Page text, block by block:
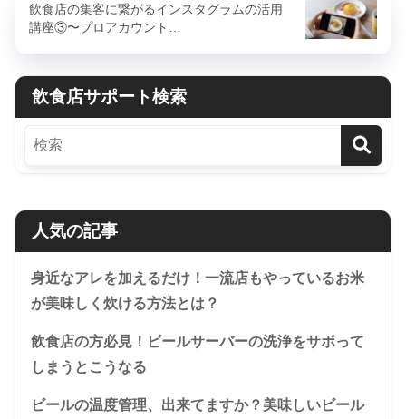
飲食店の集客に繋がるインスタグラムの活用
講座③〜プロアカウント…
飲食店サポート検索
人気の記事
身近なアレを加えるだけ！一流店もやっているお米
が美味しく炊ける方法とは？
飲食店の方必見！ビールサーバーの洗浄をサボって
しまうとこうなる
ビールの温度管理、出来てますか？美味しいビール